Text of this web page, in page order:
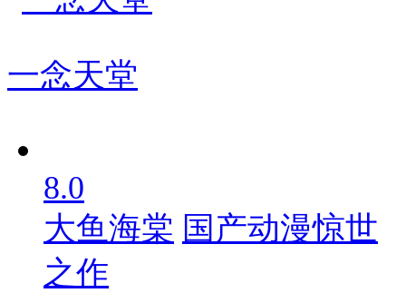
一念天堂
8.0
大鱼海棠 国产动漫惊世
之作